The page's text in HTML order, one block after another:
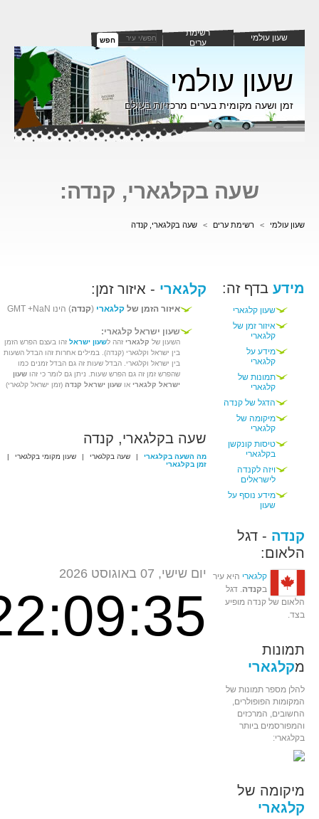
שעון עולמי
רשימת
ערים
חפש
שעון עולמי
זמן ושעה מקומית בערים מרכזיות בעולם
שעה בקלגארי, קנדה:
שעון עולמי > רשימת ערים > שעה בקלגארי, קנדה
מידע בדף זה:
שעון קלגארי
איזור זמן של
קלגארי
מידע על
קלגארי
תמונות של
קלגארי
הדגל של קנדה
מיקומה של
קלגארי
טיסות קונקשן
בקלגארי
ויזה לקנדה
לישראלים
מידע נוסף על
שעון
קנדה - דגל
הלאום:
קלגארי היא עיר
בקנדה. דגל
הלאום של קנדה מופיע
בצד.
תמונות
מקלגארי
להלן מספר תמונות של
המקומות הפופולרים,
החשובים, המרכזים
והמפורסמים ביותר
בקלגארי:
מיקומה של
קלגארי
קלגארי - איזור זמן:
איזור הזמן של קלגארי (קנדה) הינו GMT +NaN
שעון ישראל קלגארי:
השעון של קלגארי זהה לשעון ישראל זהו בעצם הפרש הזמן
בין ישראל וקלגארי (קנדה). במילים אחרות זהו הבדל השעות
בין ישראל וקלגארי. הבדל שעות זה גם הבדל זמנים כמו
שהפרש זמן זה גם הפרש שעות. ניתן גם לומר כי זהו שעון
ישראל קלגארי או שעון ישראל קנדה (זמן ישראל קלגארי)
שעה בקלגארי, קנדה
מה השעה בקלגארי | שעה בקלגארי | שעון מקומי בקלגארי
|
זמן בקלגארי
יום שישי, 07 באוגוסט 2026